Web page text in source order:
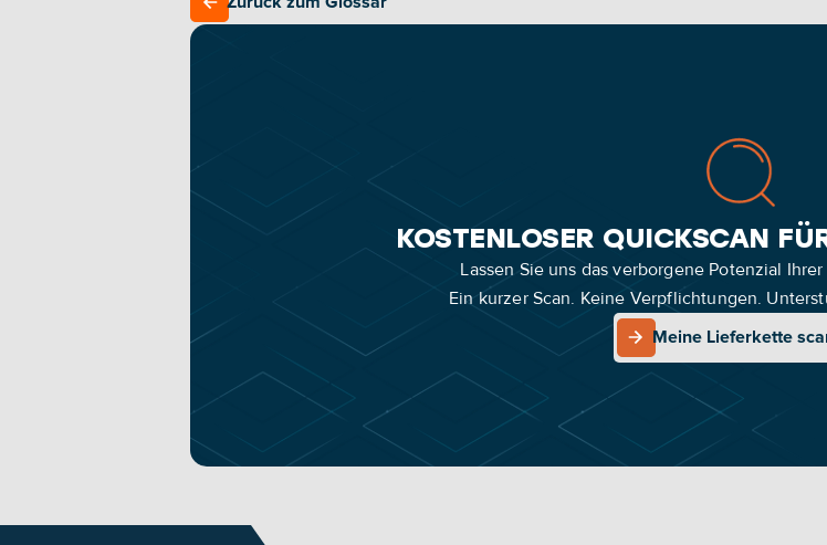
Zurück zum Glossar
KOSTENLOSER QUICKSCAN
Lassen Sie uns das verborgene Potenzial
Ein kurzer Scan. Keine Verpflichtungen.
Meine Lieferkette
Meine Lieferkette